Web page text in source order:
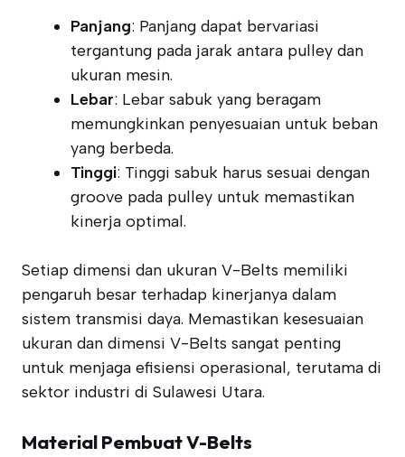
Panjang: Panjang dapat bervariasi
tergantung pada jarak antara pulley dan
ukuran mesin.
Lebar: Lebar sabuk yang beragam
memungkinkan penyesuaian untuk beban
yang berbeda.
Tinggi: Tinggi sabuk harus sesuai dengan
groove pada pulley untuk memastikan
kinerja optimal.
Setiap dimensi dan ukuran V-Belts memiliki
pengaruh besar terhadap kinerjanya dalam
sistem transmisi daya. Memastikan kesesuaian
ukuran dan dimensi V-Belts sangat penting
untuk menjaga efisiensi operasional, terutama di
sektor industri di Sulawesi Utara.
Material Pembuat V-Belts